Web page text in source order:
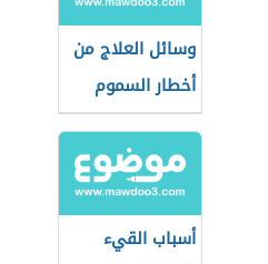
وسائل العلاج من
أخطار السموم
القاتلة
أسباب القيء